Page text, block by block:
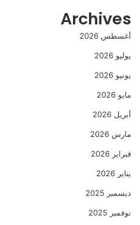
Archives
أغسطس 2026
يوليو 2026
يونيو 2026
مايو 2026
أبريل 2026
مارس 2026
فبراير 2026
يناير 2026
ديسمبر 2025
نوفمبر 2025